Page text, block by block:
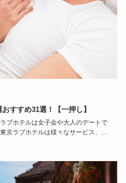
すすめ31選！【一押し】
ブホテルは女子会や大人のデートで
京ラブホテルは様々なサービス、趣